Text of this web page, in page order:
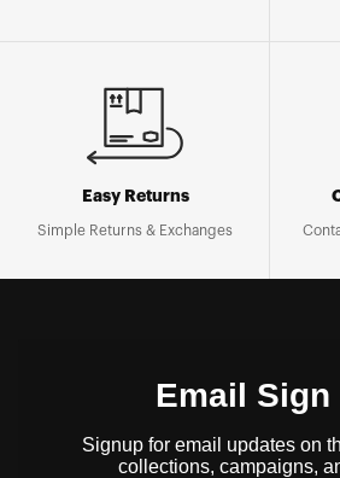
Easy Returns
Simple Returns & Exchanges
Email Sign
Signup for email updates on
collections, campaigns,